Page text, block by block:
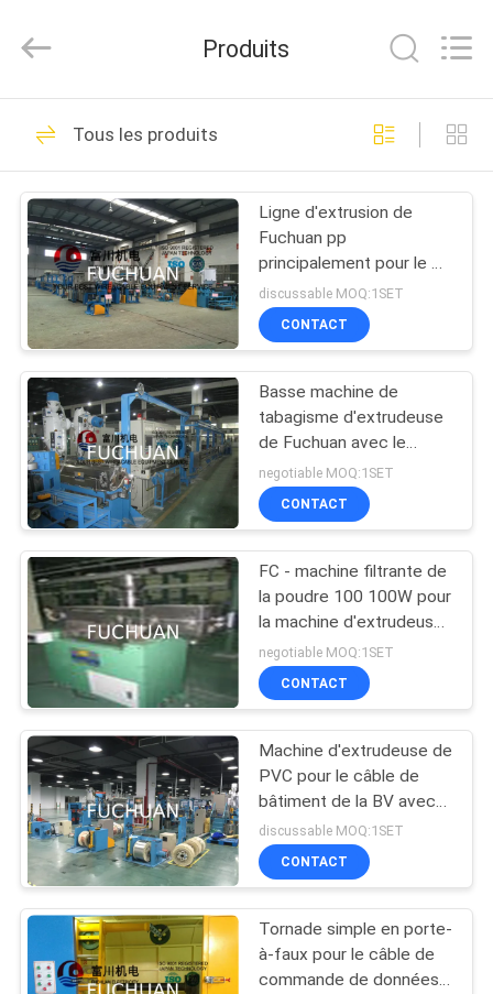
ACCUEIL
PRODUITS
VIDÉOS
LE
SPECTACLE
VR
PROPOS
DE
NOUS
VISITE
DE
L'USINE
CONTRÔLE
QUALITÉ
CONTACTEZ-
NOUS
Electrical
All
Reserved.
Câblage cuivre liant
la machine
118
Machine de torsion
de fil
47
machine bunching
double torsion
88
Fil liant la machine
Produits
Tous les produits
Ligne d'extrusion de
Fuchuan pp
principalement pour le fil
automatique isolé et
engainant
discussable MOQ:1SET
CONTACT
Basse machine de
tabagisme d'extrudeuse
de Fuchuan avec le
diamètre 70mm de vis
pour le diamètre 1.5-
12mm de fil
negotiable MOQ:1SET
CONTACT
FC - machine filtrante de
la poudre 100 100W pour
la machine d'extrudeuse
de PVC
negotiable MOQ:1SET
CONTACT
Machine d'extrudeuse de
PVC pour le câble de
bâtiment de la BV avec
70 l'injection principale
de la machine 45
d'extrudeuse
discussable MOQ:1SET
CONTACT
Tornade simple en porte-
à-faux pour le câble de
commande de données